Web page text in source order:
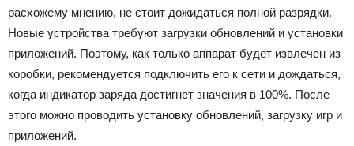
расхожему мнению, не стоит дожидаться полной разрядки.
Новые устройства требуют загрузки обновлений и установки
приложений. Поэтому, как только аппарат будет извлечен из
коробки, рекомендуется подключить его к сети и дождаться,
когда индикатор заряда достигнет значения в 100%. После
этого можно проводить установку обновлений, загрузку игр и
приложений.